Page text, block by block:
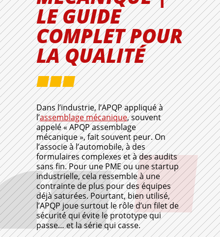
LE GUIDE
COMPLET POUR
LA QUALITÉ
Dans l’industrie, l’APQP appliqué à
l’assemblage mécanique, souvent
appelé « APQP assemblage
mécanique », fait souvent peur. On
l’associe à l’automobile, à des
formulaires complexes et à des audits
sans fin. Pour une PME ou une startup
industrielle, cela ressemble à une
contrainte de plus pour des équipes
déjà saturées. Pourtant, bien utilisé,
l’APQP joue surtout le rôle d’un filet de
sécurité qui évite le prototype qui
passe… et la série qui casse.